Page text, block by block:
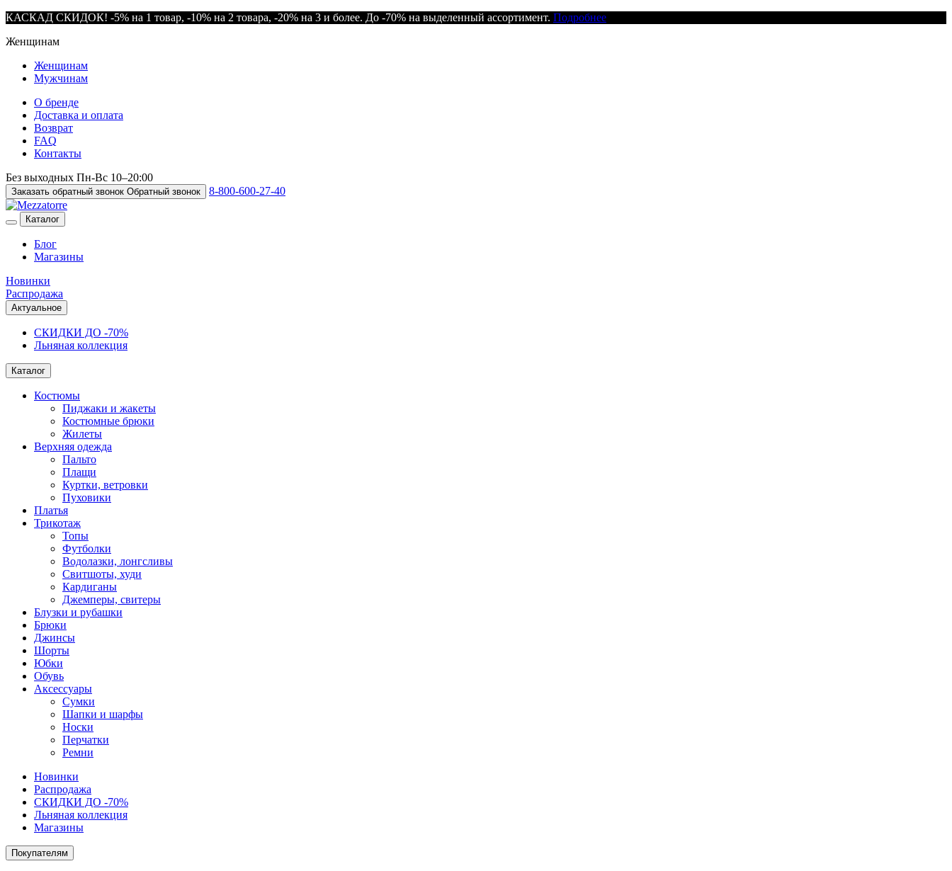
КАСКАД СКИДОК! -5% на 1 товар, -10% на 2 товара, -20% на 3 и более. До -70% на выделенный ассортимент. Подробнее
Женщинам
Женщинам
Мужчинам
О бренде
Доставка и оплата
Возврат
FAQ
Контакты
Без выходных Пн-Вс 10–20:00
Заказать обратный звонок Обратный звонок 8-800-600-27-40
Каталог
Блог
Магазины
Новинки
Распродажа
Актуальное
СКИДКИ ДО -70%
Льняная коллекция
Каталог
Костюмы
Пиджаки и жакеты
Костюмные брюки
Жилеты
Верхняя одежда
Пальто
Плащи
Куртки, ветровки
Пуховики
Платья
Трикотаж
Топы
Футболки
Водолазки, лонгсливы
Свитшоты, худи
Кардиганы
Джемперы, свитеры
Блузки и рубашки
Брюки
Джинсы
Шорты
Юбки
Обувь
Аксессуары
Сумки
Шапки и шарфы
Носки
Перчатки
Ремни
Новинки
Распродажа
СКИДКИ ДО -70%
Льняная коллекция
Магазины
Покупателям